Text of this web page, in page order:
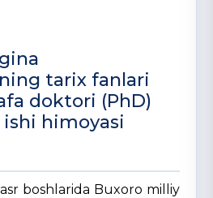
tarix fanlari
doktori (PhD)
himoyasi
asr boshlarida Buxoro milliy